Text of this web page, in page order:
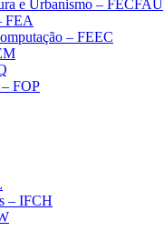
e Urbanismo – FECFAU
FEA
– FEEC
FOP
– IFCH